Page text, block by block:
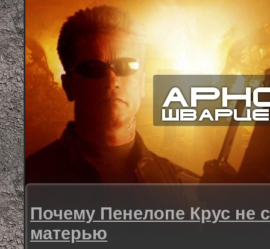
Почему Пенелопе Крус не
матерью